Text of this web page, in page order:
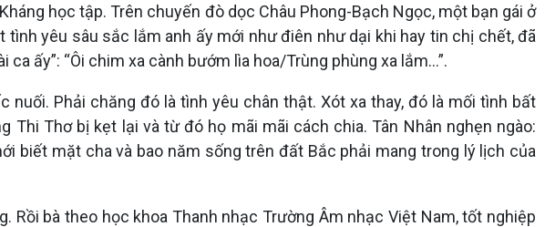
học tập. Trên chuyến đò dọc Châu Phong-Bạch Ngọc, một bạn gái ở
tình yêu sâu sắc lắm anh ấy mới như điên như dại khi hay tin chị chết, đã
ấy”: “Ôi chim xa cành bướm lìa hoa/Trùng phùng xa lắm…”.
Phải chăng đó là tình yêu chân thật. Xót xa thay, đó là mối tình bất
Thi Thơ bị kẹt lại và từ đó họ mãi mãi cách chia. Tân Nhân nghẹn ngào:
biết mặt cha và bao năm sống trên đất Bắc phải mang trong lý lịch của
Rồi bà theo học khoa Thanh nhạc Trường Âm nhạc Việt Nam, tốt nghiệp